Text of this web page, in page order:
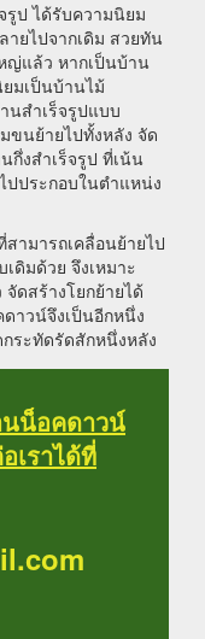
ป ได้รับความนิยม
ายไปจากเดิม สวยทัน
ญ่แล้ว หากเป็นบ้าน
มเป็นบ้านไม้
นสำเร็จรูปแบบ
ขนย้ายไปทั้งหลัง จัด
กึ่งสำเร็จรูป ที่เน้น
ปประกอบในตำแหน่ง
ามารถเคลื่อนย้ายไป
ดิมด้วย จึงเหมาะ
ดสร้างโยกย้ายได้
าวน์จึงเป็นอีกหนึ่ง
ระทัดรัดสักหนึ่งหลัง
นน็อคดาวน์
เราได้ที่